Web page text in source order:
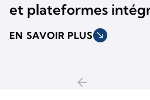
et plateformes
EN SAVOIR PLUS south_east
arrow_back